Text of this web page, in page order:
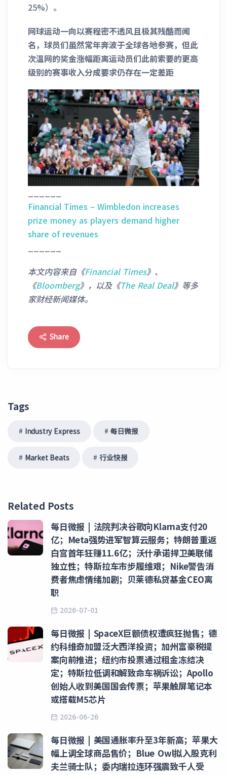
25%）。
网球运动一向以赛程密不透风且极其残酷而闻
名，球员们虽然常年奔波于全球各地参赛，但此
次温网的奖金涨幅距离运动员们此前索要的更高
级别的赛事收入分成要求仍存在一定差距
Financial Times – Wimbledon increases
prize money as players demand higher
share of revenues
本文内容来自《Financial Times》 、
《Bloomberg》，以及《The Real Deal》等多
家财经新闻媒体。
Share
Tags
Industry Express 每日微报
Market Beats 行业快报
Related Posts
每日微报 | 法院判决谷歌向Klarna支付20
亿；Meta强势进军智算云服务；特朗普重返
白宫首年狂赚11.6亿；沃什承诺捍卫美联储
独立性；特斯拉车市步履维艰；Nike警告消
费者焦虑情绪加剧；贝莱德私贷基金CEO离
职
2026-07-01
每日微报 | SpaceX巨额债权遭疯狂抛售；德
约科维奇加盟泛大西洋投资；加州富豪税提
案向前推进；纽约市投票通过租金冻结决
定；特斯拉低调和解致命车祸诉讼；Apollo
创始人收到美国国会传票；苹果触屏笔记本
或搭载M5芯片
2026-06-26
每日微报 | 美国通胀率升至3年新高；苹果大
幅上调全球商品售价；Blue Owl拟入股克利
夫兰骑士队；委内瑞拉连环强震致千人受